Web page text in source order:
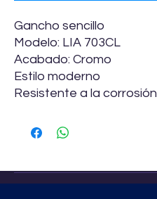
Gancho sencillo
Modelo: LIA 703CL
Acabado: Cromo
Estilo moderno
Resistente a la corrosión